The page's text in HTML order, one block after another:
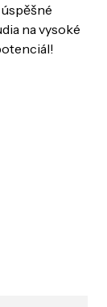
na vysoké